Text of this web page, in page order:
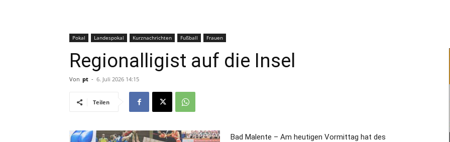
Pokal Landespokal Kurznachrichten Fußball Frauen
Regionalligist auf die Insel
Von pt - 6. Juli 2026 14:15
Teilen
Bad Malente – Am heutigen Vormittag hat des